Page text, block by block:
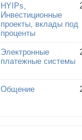
HYIPs,
Инвестиционные
проекты, вклады под
проценты
Электронные
платежные системы
Общение